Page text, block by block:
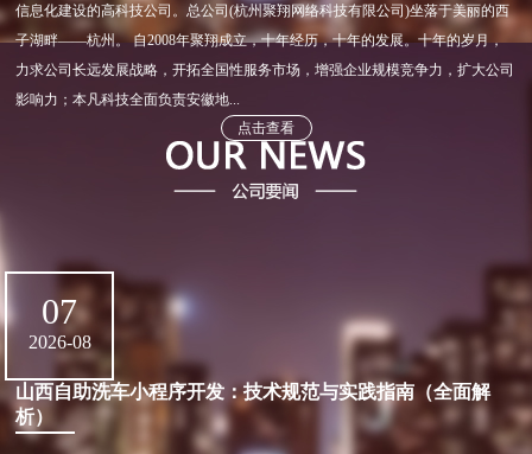
信息化建设的高科技公司。总公司(杭州聚翔网络科技有限公司)坐落于美丽的西
子湖畔——杭州。 自2008年聚翔成立，十年经历，十年的发展。十年的岁月，
力求公司长远发展战略，开拓全国性服务市场，增强企业规模竞争力，扩大公司
影响力；本凡科技全面负责安徽地...
点击查看
07
2026-08
山西自助洗车小程序开发：技术规范与实践指南（全面解
析）